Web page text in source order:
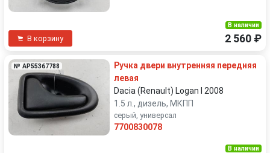
В корзину
В наличии
2 560 ₽
№ AP55367788
Ручка двери внутренняя передняя
левая
Dacia (Renault) Logan I 2008
1.5 л., дизель, МКПП
серый, универсал
7700830078
В наличии